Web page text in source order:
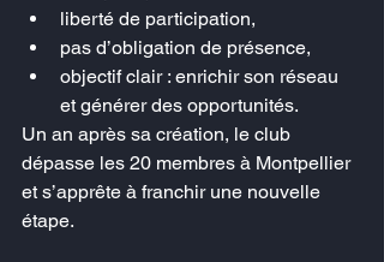
liberté de participation,
pas d’obligation de présence,
objectif clair : enrichir son réseau
et générer des opportunités.
Un an après sa création, le club
dépasse les 20 membres à Montpellier
et s’apprête à franchir une nouvelle
étape.